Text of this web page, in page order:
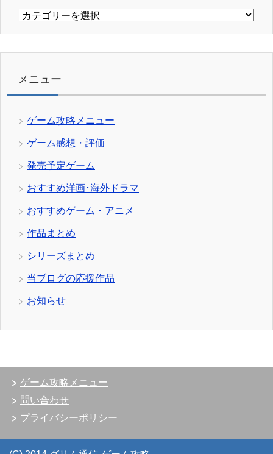
カ
リ
メニュー
ゲーム攻略メニュー
ゲーム感想・評価
発売予定ゲーム
おすすめ洋画･海外ドラマ
おすすめゲーム・アニメ
作品まとめ
シリーズまとめ
当ブログの応援作品
お知らせ
ゲーム攻略メニュー
問い合わせ
プライバシーポリシー